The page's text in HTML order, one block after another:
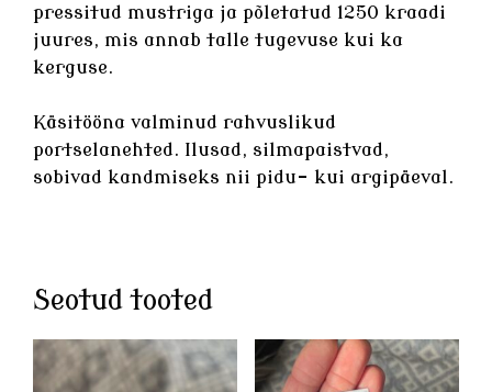
pressitud mustriga ja põletatud 1250 kraadi
juures, mis annab talle tugevuse kui ka
kerguse.
Käsitööna valminud rahvuslikud
portselanehted. Ilusad, silmapaistvad,
sobivad kandmiseks nii pidu- kui argipäeval.
Seotud tooted